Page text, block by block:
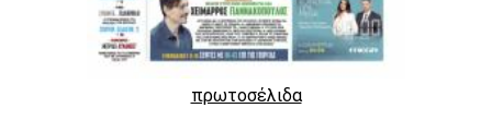
πρωτοσέλιδα